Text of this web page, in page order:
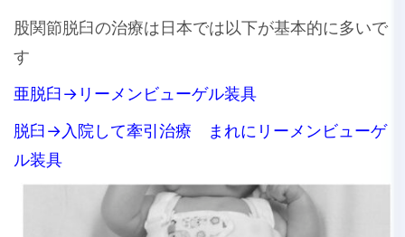
股関節脱臼の治療は日本では以下が基本的に多いで
す
亜脱臼→リーメンビューゲル装具
脱臼→入院して牽引治療 まれにリーメンビューゲ
ル装具